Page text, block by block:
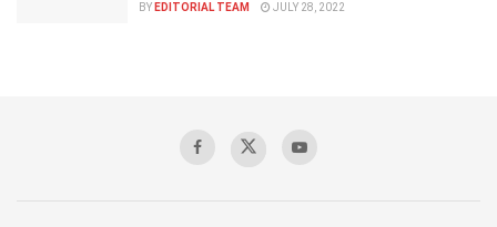
BY EDITORIAL TEAM JULY 28, 2022